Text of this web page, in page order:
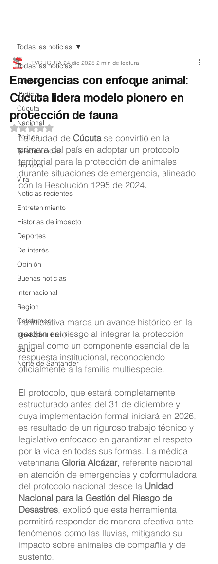
Todas las noticias
EnVivo
Judicial
Cúcuta
Nacional
Política
Teledenuncias
Frontera
Viral
Noticias recientes
Entretenimiento
Historias de impacto
Deportes
De interés
Opinión
Buenas noticias
Internacional
Region
Catatumbo
TRANSMILENIO
Salud
Norte de Santander
Todas las noticias
Emergencias con enfoque animal:
Cúcuta lidera modelo pionero en
protección de fauna
TVCUCUTA 24 dic 2025 2 min de lectura
Obtuvo NaN de 5 estrellas.
La ciudad de Cúcuta se convirtió en la
primera del país en adoptar un protocolo
territorial para la protección de animales
durante situaciones de emergencia, alineado
con la Resolución 1295 de 2024.
La iniciativa marca un avance histórico en la
gestión del riesgo al integrar la protección
animal como un componente esencial de la
respuesta institucional, reconociendo
oficialmente a la familia multiespecie.
El protocolo, que estará completamente
estructurado antes del 31 de diciembre y
cuya implementación formal iniciará en 2026,
es resultado de un riguroso trabajo técnico y
legislativo enfocado en garantizar el respeto
por la vida en todas sus formas. La médica
veterinaria Gloria Alcázar, referente nacional
en atención de emergencias y coformuladora
del protocolo nacional desde la Unidad
Nacional para la Gestión del Riesgo de
Desastres, explicó que esta herramienta
permitirá responder de manera efectiva ante
fenómenos como las lluvias, mitigando su
impacto sobre animales de compañía y de
sustento.